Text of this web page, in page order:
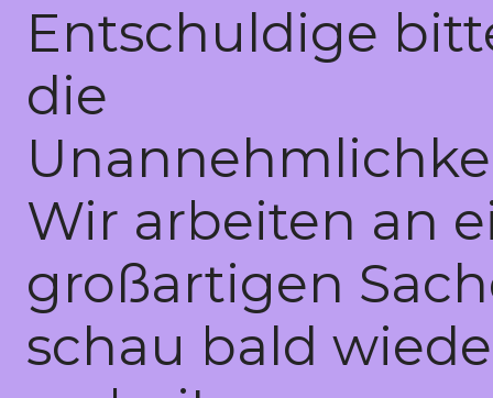
Entschuldige
die
Wir arbeiten an
großartigen
schau bald